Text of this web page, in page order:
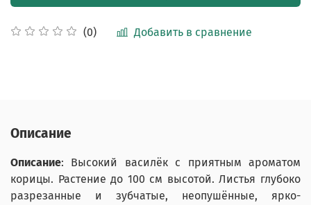
(0) Добавить в сравнение
Описание
Описание: Высокий василёк с приятным ароматом
корицы. Растение до 100 см высотой. Листья глубоко
разрезанные и зубчатые, неопушённые, ярко-